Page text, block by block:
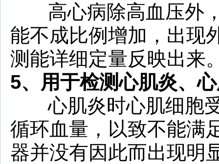
高心病除高血压外，
能不成比例增加，出现
测能详细定量反映出来
5、 用于检测心肌炎、
心肌炎时心肌细胞受
循环血量，以致不能满
器并没有因此而出现明